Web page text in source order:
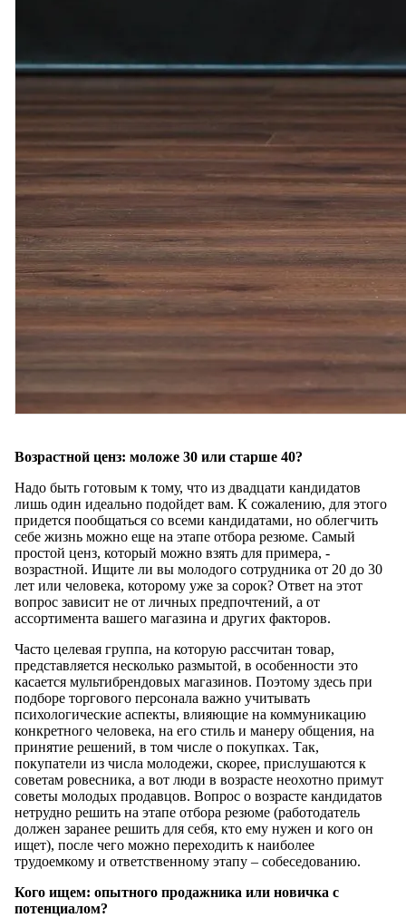
Возрастной ценз: моложе 30 или старше 40?
Надо быть готовым к тому, что из двадцати кандидатов
лишь один идеально подойдет вам. К сожалению, для этого
придется пообщаться со всеми кандидатами, но облегчить
себе жизнь можно еще на этапе отбора резюме. Самый
простой ценз, который можно взять для примера, -
возрастной. Ищите ли вы молодого сотрудника от 20 до 30
лет или человека, которому уже за сорок? Ответ на этот
вопрос зависит не от личных предпочтений, а от
ассортимента вашего магазина и других факторов.
Часто целевая группа, на которую рассчитан товар,
представляется несколько размытой, в особенности это
касается мультибрендовых магазинов. Поэтому здесь при
подборе торгового персонала важно учитывать
психологические аспекты, влияющие на коммуникацию
конкретного человека, на его стиль и манеру общения, на
принятие решений, в том числе о покупках. Так,
покупатели из числа молодежи, скорее, прислушаются к
советам ровесника, а вот люди в возрасте неохотно примут
советы молодых продавцов. Вопрос о возрасте кандидатов
нетрудно решить на этапе отбора резюме (работодатель
должен заранее решить для себя, кто ему нужен и кого он
ищет), после чего можно переходить к наиболее
трудоемкому и ответственному этапу – собеседованию.
Кого ищем: опытного продажника или новичка с
потенциалом?